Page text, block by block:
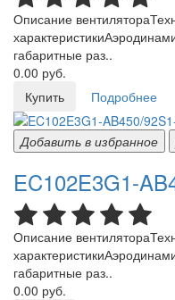
Описание
габаритные раз..
0.00 руб.
Купить
Подробнее
Добавить в избранное
EC102E3G1-
Описание
габаритные раз..
0.00 руб.